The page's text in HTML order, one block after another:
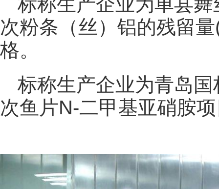
次粉条（丝）铝的残留
格。
标称生产企业为青岛
次鱼片N-二甲基亚硝胺